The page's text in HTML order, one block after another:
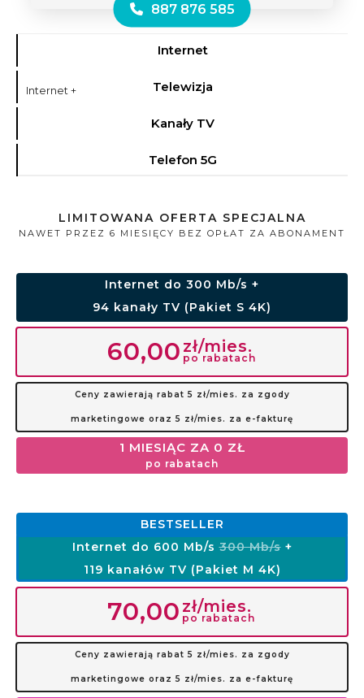
887 876 585
Internet
Internet + Telewizja
Kanały TV
Telefon 5G
LIMITOWANA OFERTA SPECJALNA
NAWET PRZEZ 6 MIESIĘCY BEZ OPŁAT ZA ABONAMENT
Internet do 300 Mb/s +
94 kanały TV (Pakiet S 4K)
60,00 zł/mies.
po rabatach
Ceny zawierają rabat 5 zł/mies. za zgody
marketingowe oraz 5 zł/mies. za e-fakturę
1 MIESIĄC ZA 0 ZŁ
po rabatach
BESTSELLER
Internet do 600 Mb/s300 Mb/s+
119 kanałów TV (Pakiet M 4K)
70,00 zł/mies.
po rabatach
Ceny zawierają rabat 5 zł/mies. za zgody
marketingowe oraz 5 zł/mies. za e-fakturę